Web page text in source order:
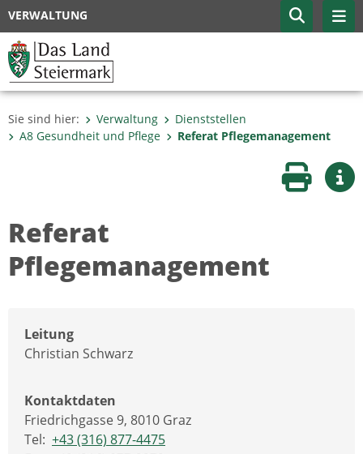
VERWALTUNG
Sie sind hier: Verwaltung
Dienststellen
A8 Gesundheit und Pflege
Referat Pflegemanagement
Seite
Referat
Pflegemanagement
Leitung
Christian Schwarz
Kontaktdaten
Friedrichgasse 9, 8010 Graz
Tel: +43 (316) 877-4475